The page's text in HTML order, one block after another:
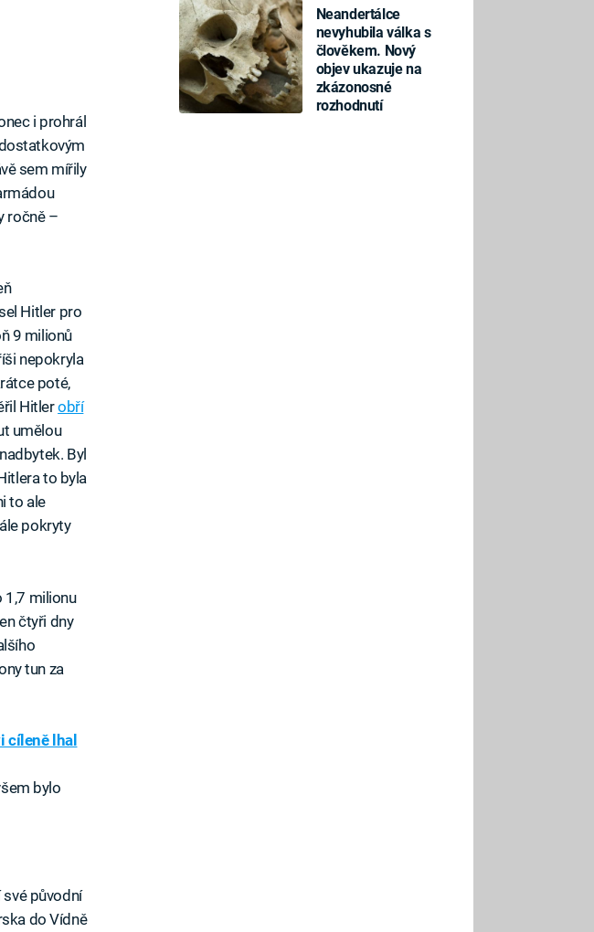
Neandertálce
nevyhubila válka s
člověkem. Nový
objev ukazuje na
zkázonosné
rozhodnutí
i prohrál
sem mířily
ročně –
Hitler pro
9 milionů
nepokryla
poté,
Hitlerobří
umělou
Byl
to byla
to ale
pokryty
1,7 milionu
čtyři dny
tun za
cíleně lhal
bylo
původní
do Vídně